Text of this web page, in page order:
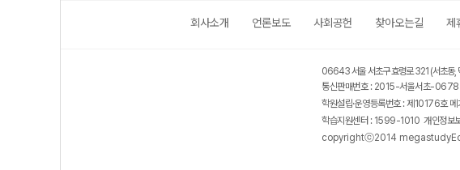
회사소개 언론보도 사회공헌 찾아오는길 제
06643 서울 서초구 효령로 321 (서초
통신판매번호 : 2015-서울서초-0678
학원설립·운영등록번호 : 제10176호
학습지원센터 : 1599-1010 개인정보
copyrightⓒ2014